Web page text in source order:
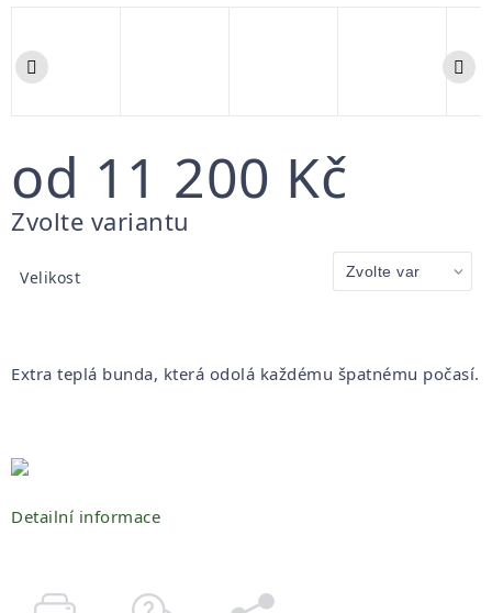
od 11 200 Kč
Měrná
Zvolte variantu
Velikost
Extra teplá bunda, která odolá každému špatnému počasí.
Detailní informace